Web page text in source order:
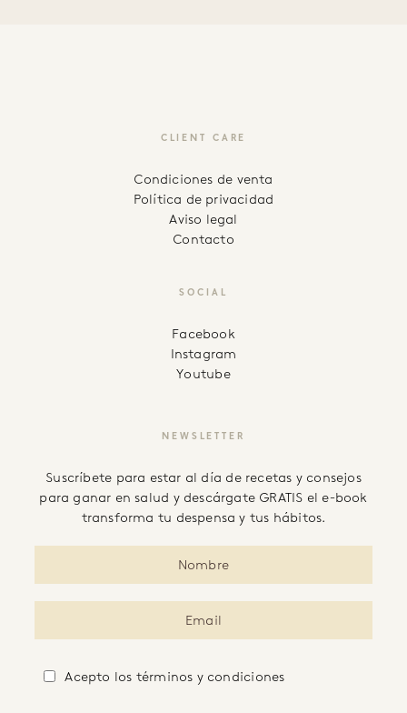
CLIENT CARE
Condiciones de venta
Política de privacidad
Aviso legal
Contacto
SOCIAL
facebook
instagram
youtube
NEWSLETTER
Suscríbete para estar al día de recetas y consejos
para ganar en salud y descárgate GRATIS el e-book
transforma tu despensa y tus hábitos.
Acepto los términos y condiciones